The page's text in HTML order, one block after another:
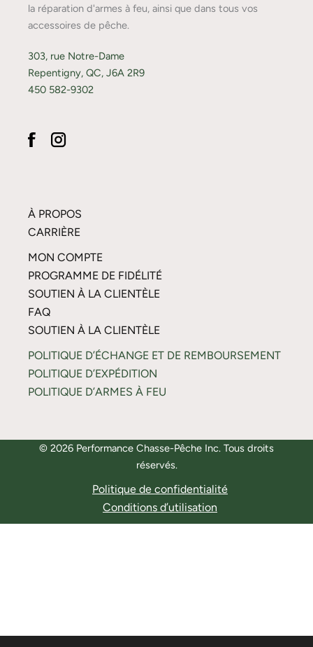
la réparation d'armes à feu, ainsi que dans tous vos
accessoires de pêche.
303, rue Notre-Dame
Repentigny, QC, J6A 2R9
450 582-9302
À PROPOS
CARRIÈRE
MON COMPTE
PROGRAMME DE FIDÉLITÉ
SOUTIEN À LA CLIENTÈLE
FAQ
SOUTIEN À LA CLIENTÈLE
POLITIQUE D’ÉCHANGE ET DE REMBOURSEMENT
POLITIQUE D’EXPÉDITION
POLITIQUE D’ARMES À FEU
© 2026 Performance Chasse-Pêche Inc. Tous droits
réservés.
Politique de confidentialité
Conditions d’utilisation